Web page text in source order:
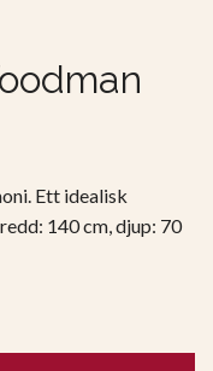
Ett idealisk
140 cm, djup: 70